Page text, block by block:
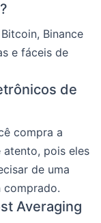
Binance
e fáceis de
de
compra a
pois eles
de uma
Averaging